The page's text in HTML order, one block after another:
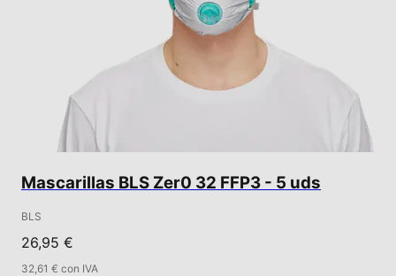
Mascarillas BLS Zer0 32 FFP3 - 5 uds
BLS
26,95 €
32,61 € con IVA